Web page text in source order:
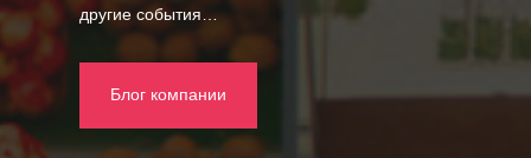
другие события…
Блог компании